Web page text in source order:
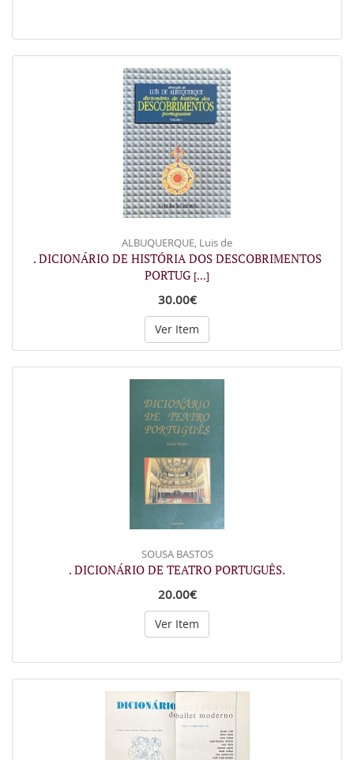
ALBUQUERQUE, Luis de
. DICIONÁRIO DE HISTÓRIA DOS DESCOBRIMENTOS
PORTUG [...]
30.00€
Ver Item
SOUSA BASTOS
. DICIONÁRIO DE TEATRO PORTUGUÊS.
20.00€
Ver Item